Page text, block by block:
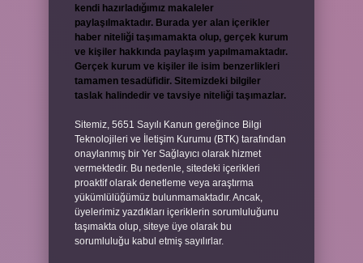
kendi hazırladığımız makaleler
paylaşılmaktadır. Burada yer alan içerikler
haber niteliği taşımamakta olup, gerçek kurum
ve kişiler hakkında paylaşım yapılmamaktadır.
Gerçek kurum ve kişiler ile isim benzerlikleri
tamamen tesadüfidir. Sitemizdeki bilgiler
taslak halindedir ve tavsiye niteliği taşımazlar.
Sitemiz, 5651 Sayılı Kanun gereğince Bilgi
Teknolojileri ve İletişim Kurumu (BTK) tarafından
onaylanmış bir Yer Sağlayıcı olarak hizmet
vermektedir. Bu nedenle, sitedeki içerikleri
proaktif olarak denetleme veya araştırma
yükümlülüğümüz bulunmamaktadır. Ancak,
üyelerimiz yazdıkları içeriklerin sorumluluğunu
taşımakta olup, siteye üye olarak bu
sorumluluğu kabul etmiş sayılırlar.